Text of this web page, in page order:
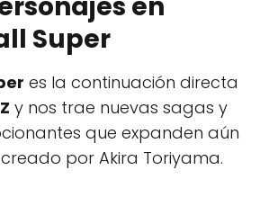
Super
es la continuación directa
y nos trae nuevas sagas y
que expanden aún
por Akira Toriyama.